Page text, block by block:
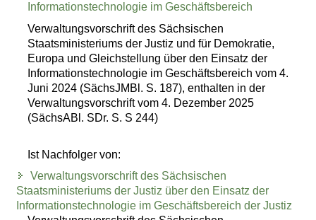
Informationstechnologie im Geschäftsbereich
Verwaltungsvorschrift des Sächsischen
Staatsministeriums der Justiz und für Demokratie,
Europa und Gleichstellung über den Einsatz der
Informationstechnologie im Geschäftsbereich vom 4.
Juni 2024 (SächsJMBl. S. 187), enthalten in der
Verwaltungsvorschrift vom 4. Dezember 2025
(SächsABl. SDr. S. S 244)
Ist Nachfolger von:
Verwaltungsvorschrift des Sächsischen
Staatsministeriums der Justiz über den Einsatz der
Informationstechnologie im Geschäftsbereich der Justiz